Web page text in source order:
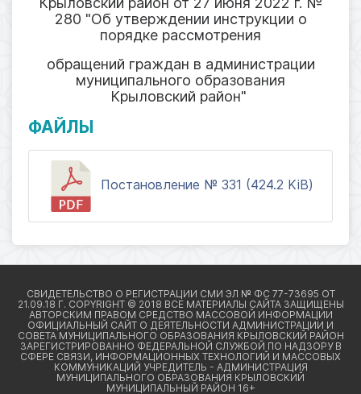
280 "Об утверждении инструкции о
порядке рассмотрения
обращений граждан в администрации
муниципального образования
Крыловский район"
ФАЙЛЫ
Постановление № 331 (424.2 KiB)